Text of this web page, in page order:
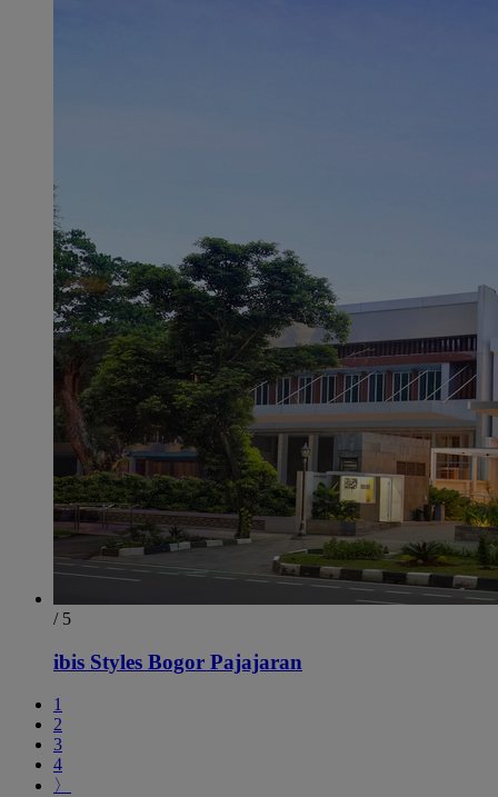
/ 5
ibis Styles Bogor Pajajaran
1
2
3
4
〉